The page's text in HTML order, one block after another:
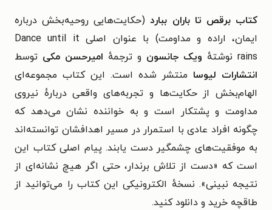
کتاب برقص تا باران ببارد(حکایت‌هایی روحیه‌بخش درباره
ایمان، اراده و مداومت) با عنوان اصلی Dance until it
rains نوشتهٔ ویک جانسون و ترجمهٔ امیرحسن مکی توسط
انتشارات لیوسا منتشر شده است. این کتاب مجموعه‌ای
الهام‌بخش از حکایت‌ها و تجربه‌های واقعی درباره‌ٔ نیروی
مداومت و پشتکار است و به خواننده نشان می‌دهد که
چگونه افراد عادی با استمرار در مسیر اهدافشان توانسته‌اند
به موفقیت‌های چشمگیر دست یابند. پیام اصلی کتاب این
است که «دست از تلاش برندار، حتی اگر هیچ نشانه‌ای از
نتیجه نبینی». نسخهٔ الکترونیکی این کتاب را می‌توانید از
طاقچه خرید و دانلود کنید.